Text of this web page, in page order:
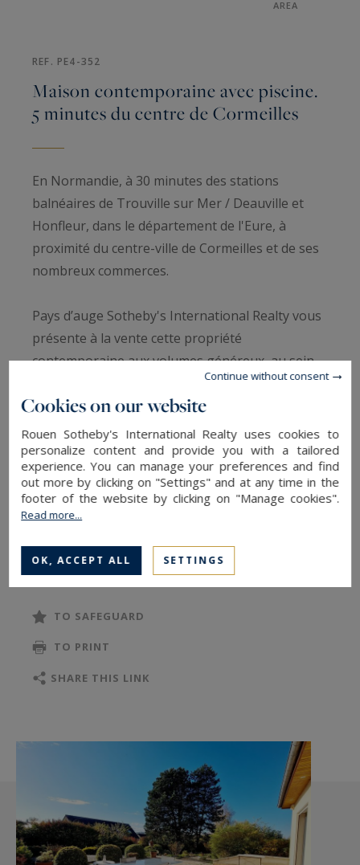
AREA
REF. PE4-352
Maison contemporaine avec piscine.
5 minutes du centre de Cormeilles
En Normandie, à 30 minutes des stations
balnéaires de Trouville sur Mer / Deauville et
Honfleur, dans le département de l'Eure, à
proximité du centre-ville de Cormeilles et de ses
nombreux commerces.
Pays d’auge Sotheby's International Realty vous
présente à la vente cette propriété
contemporaine aux volumes généreux, au sein
d'un magnifique terrain clos et arboré d’environ
3600 m2.
La maison d’architecte sur sous-sol total
d’environ 235 m2, lumineuse et spacieuse, est
agencée comme suit :
vaste salon/séjour d’environ 60 m2 avec
cheminée insert, une cuisine dinatoire aménagée
et équipée, une arrière-cuisine/buanderie avec
une salle de bains et un dressing.
dressing, un cabinet de toilette et un grenier
Le sous-sol complet accueille un espace bien-
être avec jacuzzi et douche, une pièce
polyvalente, un atelier, une cave à vin, une
READ MORE
TO SAFEGUARD
TO PRINT
SHARE THIS LINK
Cookies on our website
Rouen Sotheby's International Realty uses cookies to
personalize content and provide you with a tailored
experience. You can manage your preferences and find
out more by clicking on "Settings" and at any time in the
footer of the website by clicking on "Manage cookies".
Read more...
OK, ACCEPT ALL SETTINGS
Continue without consent